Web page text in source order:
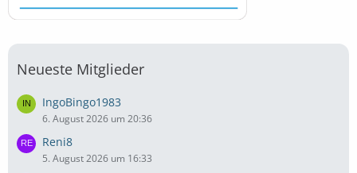
Neueste Mitglieder
IngoBingo1983
6. August 2026 um 20:36
Reni8
5. August 2026 um 16:33